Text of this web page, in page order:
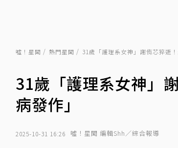
噓！星聞 熱門星聞 31歲「護理系女神」謝侑芯猝逝
31歲「護理系女神」
病發作」
2025-10-31 16:26 噓！星聞 編輯Shh／綜合報導